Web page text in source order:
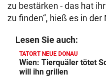
zu bestärken - das hat
zu finden“, hieß es in
Lesen Sie auch:
TATORT NEUE DONAU
Wien: Tierquäler tötet
will ihn grillen